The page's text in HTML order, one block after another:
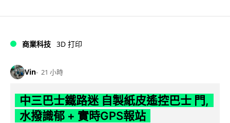
商業科技 3D 打印
Vin 21 小時
中三巴士鐵路迷 自製紙皮遙控巴士 門,
水撥識郁 + 實時GPS報站